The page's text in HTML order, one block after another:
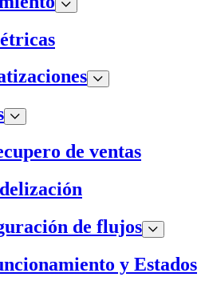
de ventas
de flujos
y Estados